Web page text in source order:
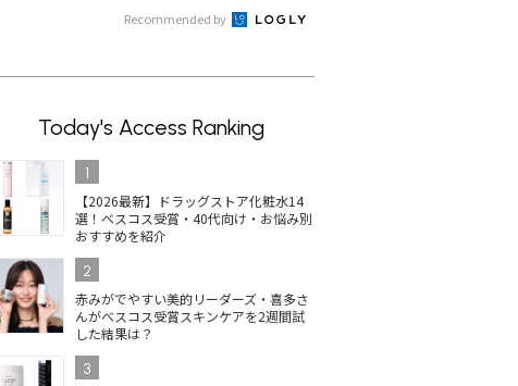
Recommended by
Today's Access Ranking
1
【2026最新】ドラッグストア化粧水14
選！ベスコス受賞・40代向け・お悩み別
おすすめを紹介
2
赤みがでやすい美的リーダーズ・喜多さ
んがベスコス受賞スキンケアを2週間試
した結果は？
3